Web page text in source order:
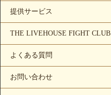
提供サービス
THE LIVEHOUSE FIGHT CLUB
よくある質問
お問い合わせ